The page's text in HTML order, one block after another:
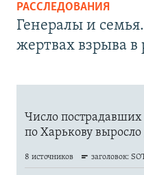
РАССЛЕДОВАНИЯ
Генералы и
жертвах взрыва в